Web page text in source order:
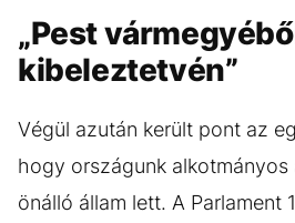
„Pest
kibeleztetvén”
Végül azután került pont az
hogy országunk
önálló állam lett. A Parlament